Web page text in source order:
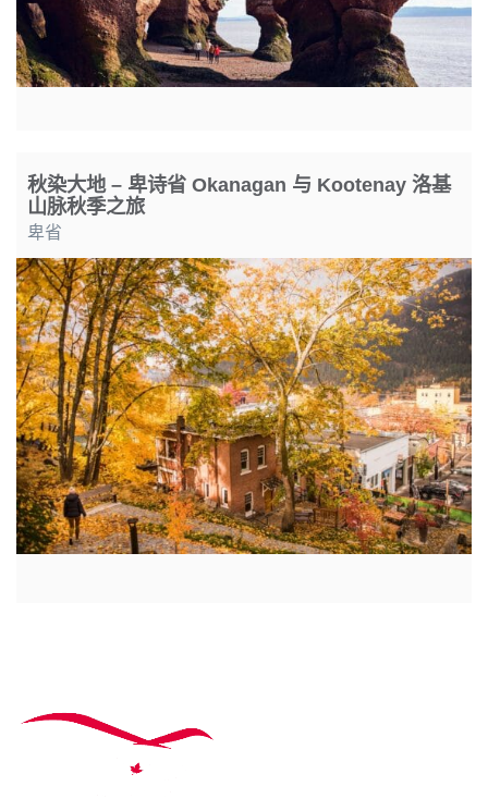
秋染大地 – 卑诗省 Okanagan 与 Kootenay 洛基
山脉秋季之旅
卑省